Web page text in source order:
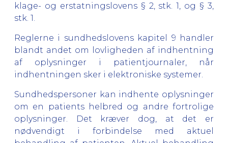
klage- og erstatningslovens § 2, stk. 1, og § 3,
stk. 1.
Reglerne i sundhedslovens kapitel 9 handler
blandt andet om lovligheden af indhentning
af oplysninger i patientjournaler, når
indhentningen sker i elektroniske systemer.
Sundhedspersoner kan indhente oplysninger
om en patients helbred og andre fortrolige
oplysninger. Det kræver dog, at det er
nødvendigt i forbindelse med aktuel